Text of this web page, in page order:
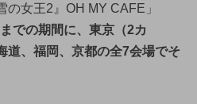
女王2』OH MY CAFE」
での期間に、東京（2カ
道、福岡、京都の全7会場でそ